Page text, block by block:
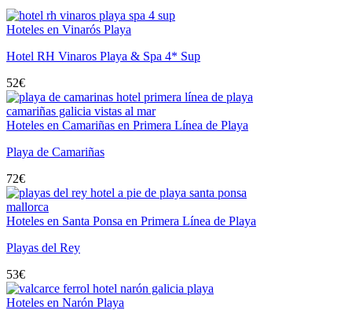
Hoteles en Vinarós Playa
Hotel RH Vinaros Playa & Spa 4* Sup
52€
Hoteles en Camariñas en Primera Línea de Playa
Playa de Camariñas
72€
Hoteles en Santa Ponsa en Primera Línea de Playa
Playas del Rey
53€
Hoteles en Narón Playa